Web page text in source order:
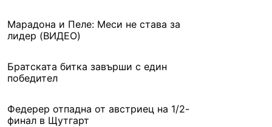
Марадона и Пеле: Меси не става за
лидер (ВИДЕО)
Братската битка завърши с един
победител
Федерер отпадна от австриец на 1/2-
финал в Щутгарт